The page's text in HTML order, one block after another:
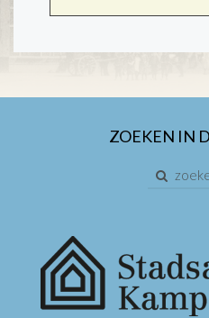
ZOEKEN IN